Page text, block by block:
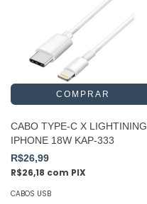
CABO TYPE-C X LIGHTINING
IPHONE 18W KAP-333
R$26,99
R$26,18 com PIX
CABOS USB